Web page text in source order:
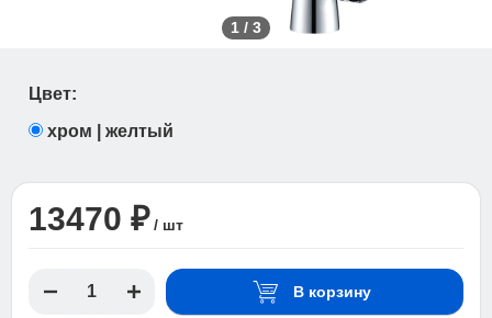
1 / 3
Цвет:
хром | желтый
13470 ₽ / шт
В корзину